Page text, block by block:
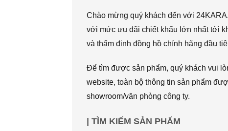
Chào mừng quý khách đến với
với mức ưu đãi chiết khấu lớn nhất tới
và thẩm định đồng hồ chính hãng đầu
Để tìm được sản phẩm, quý khách vui
website, toàn bộ thông tin sản phẩm
showroom/văn phòng công ty.
| TÌM KIẾM SẢN PHẨM